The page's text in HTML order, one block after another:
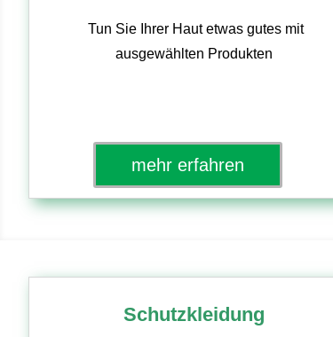
Tun Sie Ihrer Haut etwas gutes mit
ausgewählten Produkten
mehr erfahren
Schutzkleidung